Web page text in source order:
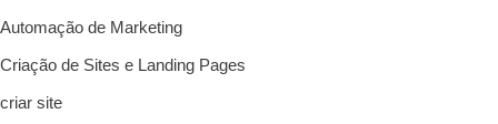
Automação de Marketing
Criação de Sites e Landing Pages
criar site